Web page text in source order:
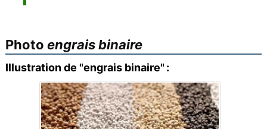
Photo engrais binaire
Illustration de "engrais binaire" :